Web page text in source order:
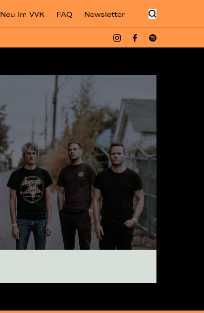
Neu im VVK FAQ Newsletter